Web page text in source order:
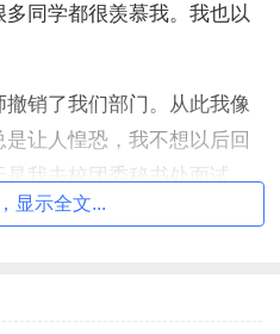
同学都很羡慕我。我也以
销了我们部门。从此我像
让人惶恐，我不想以后回
我去校团委秘书处面试，
为我还没足够好。于是我
其他成员相比。我的文章
，于是，我开始爱上了泡
显示全文...